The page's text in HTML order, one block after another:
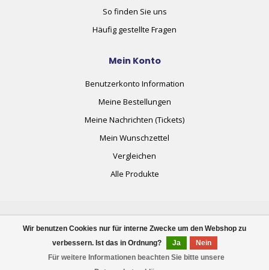
Wir benutzen Cookies nur für interne Zwecke um den Webshop zu
verbessern. Ist das in Ordnung?
Ja
Nein
Für weitere Informationen beachten Sie bitte unsere
So finden Sie uns
Häufig gestellte Fragen
Mein Konto
Benutzerkonto Information
Meine Bestellungen
Meine Nachrichten (Tickets)
Mein Wunschzettel
Vergleichen
Alle Produkte
© Copyright 2026 plug+automate.swiss